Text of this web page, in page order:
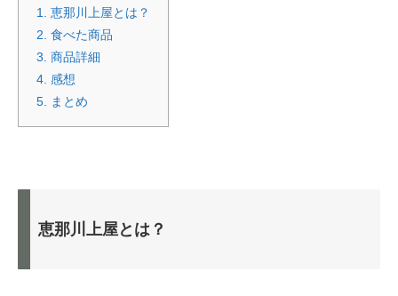
1.
恵那川上屋とは？
2. 食べた商品
3. 商品詳細
4. 感想
5.
まとめ
恵那川上屋とは？